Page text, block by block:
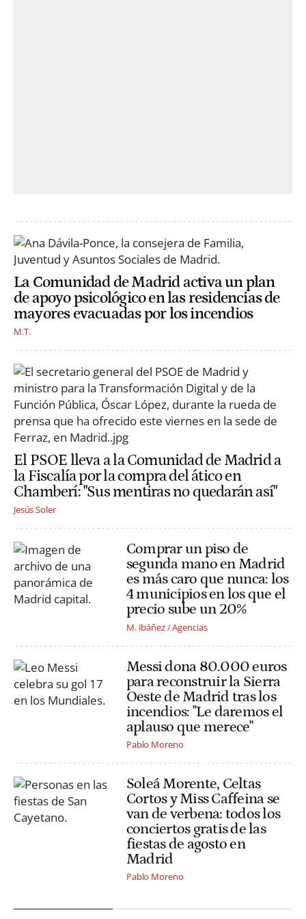
La Comunidad de Madrid activa un plan
de apoyo psicológico en las residencias de
mayores evacuadas por los incendios
M.T.
El PSOE lleva a la Comunidad de Madrid a
la Fiscalía por la compra del ático en
Chamberí: "Sus mentiras no quedarán así"
Jesús Soler
Comprar un piso de
segunda mano en Madrid
es más caro que nunca: los
4 municipios en los que el
precio sube un 20%
M. Ibáñez / Agencias
Messi dona 80.000 euros
para reconstruir la Sierra
Oeste de Madrid tras los
incendios: "Le daremos el
aplauso que merece"
Pablo Moreno
Soleá Morente, Celtas
Cortos y Miss Caffeina se
van de verbena: todos los
conciertos gratis de las
fiestas de agosto en
Madrid
Pablo Moreno